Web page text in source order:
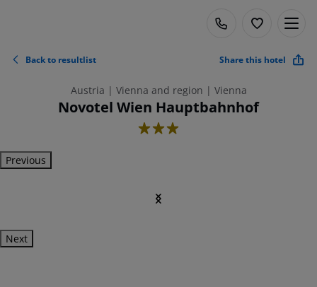
Back to resultlist Share this hotel
Austria | Vienna and region | Vienna
Novotel Wien Hauptbahnhof
3
Previous
Next